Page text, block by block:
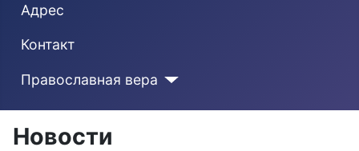
Адрес
Контакт
Православная вера
Новости